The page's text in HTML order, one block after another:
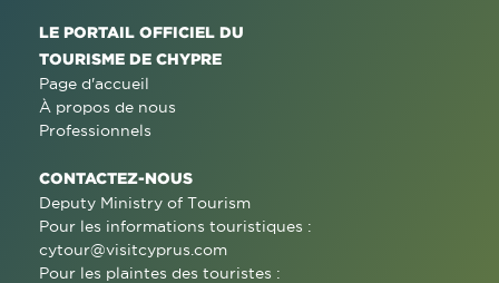
LE PORTAIL OFFICIEL DU
TOURISME DE CHYPRE
Page d'accueil
À propos de nous
Professionnels
CONTACTEZ-NOUS
Deputy Ministry of Tourism
Pour les informations touristiques :
cytour@visitcyprus.com
Pour les plaintes des touristes :